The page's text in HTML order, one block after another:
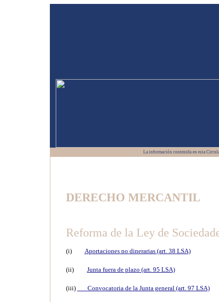
La información contenida en esta
DERECHO MERCANTIL
Reforma de la Ley de
(i) Aportaciones no dinerarias (art. 38 LSA)
(ii) Junta fuera de plazo (art. 95 LSA)
(iii) Convocatoria de la Junta general (art. 97 LSA)